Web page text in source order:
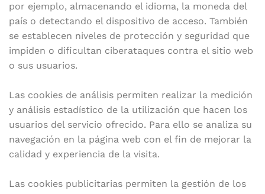
por ejemplo, almacenando el idioma, la moneda del
país o detectando el dispositivo de acceso. También
se establecen niveles de protección y seguridad que
impiden o dificultan ciberataques contra el sitio web
o sus usuarios.
Las cookies de análisis permiten realizar la medición
y análisis estadístico de la utilización que hacen los
usuarios del servicio ofrecido. Para ello se analiza su
navegación en la página web con el fin de mejorar la
calidad y experiencia de la visita.
Las cookies publicitarias permiten la gestión de los